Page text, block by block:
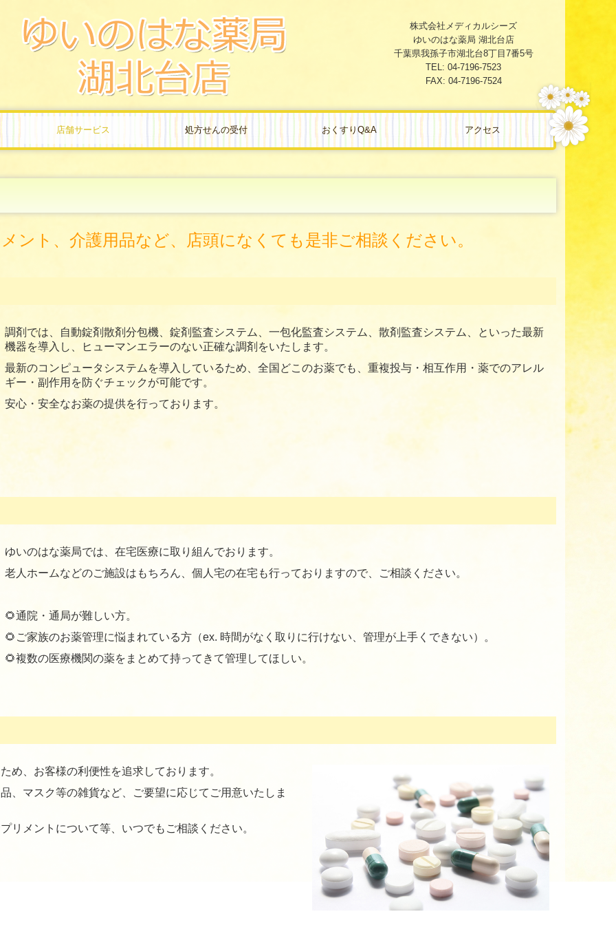
株式会社メディカルシーズ
ゆいのはな薬局 湖北台店
千葉県我孫子市湖北台8丁目7番5号
TEL: 04-7196-7523
FAX: 04-7196-7524
店舗サービス 処方せんの受付 おくすりQ&A アクセス
ント、介護用品など、店頭になくても是非ご相談ください。
調剤では、自動錠剤散剤分包機、錠剤監査システム、一包化監査システム、散剤監査システム、といった最新
機器を導入し、ヒューマンエラーのない正確な調剤をいたします。
最新のコンピュータシステムを導入しているため、全国どこのお薬でも、重複投与・相互作用・薬でのアレル
ギー・副作用を防ぐチェックが可能です。
安心・安全なお薬の提供を行っております。
ゆいのはな薬局では、在宅医療に取り組んでおります。
老人ホームなどのご施設はもちろん、個人宅の在宅も行っておりますので、ご相談ください。
🌻通院・通局が難しい方。
🌻ご家族のお薬管理に悩まれている方（ex. 時間がなく取りに行けない、管理が上手くできない）。
🌻複数の医療機関の薬をまとめて持ってきて管理してほしい。
め、お客様の利便性を追求しております。
、マスク等の雑貨など、ご要望に応じてご用意いたしま
リメントについて等、いつでもご相談ください。